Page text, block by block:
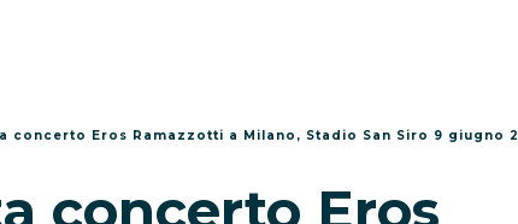
concerto Eros Ramazzotti a Milano, Stadio San Siro 9 giugno 2026
concerto Eros